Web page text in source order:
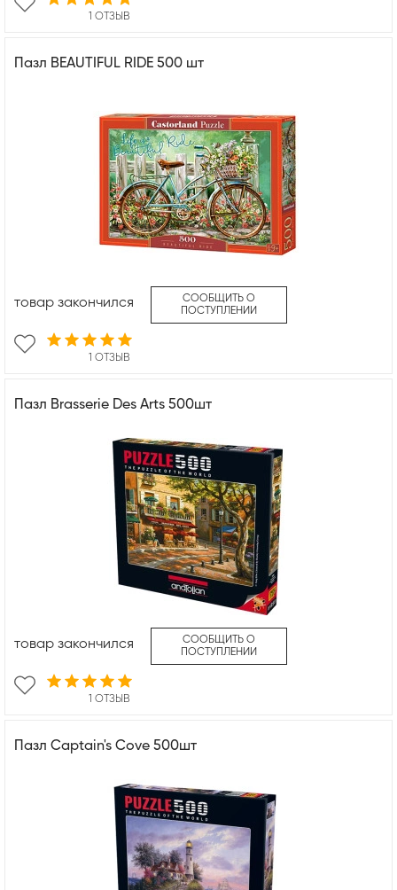
1 ОТЗЫВ
Пазл BEAUTIFUL RIDE 500 шт
1 ОТЗЫВ
товар закончился
СООБЩИТЬ О
ПОСТУПЛЕНИИ
Пазл Brasserie Des Arts 500шт
1 ОТЗЫВ
товар закончился
СООБЩИТЬ О
ПОСТУПЛЕНИИ
Пазл Captain's Cove 500шт